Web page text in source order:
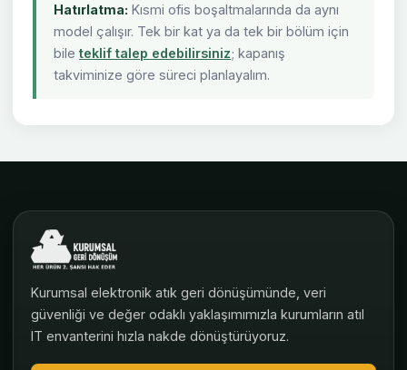
Hatırlatma: Kısmi ofis boşaltmalarında da aynı
model çalışır. Tek bir kat ya da tek bir bölüm için
bileteklif talep edebilirsiniz; kapanış
takviminize göre süreci planlayalım.
Kurumsal elektronik atık geri dönüşümünde, veri
güvenliği ve değer odaklı yaklaşımımızla kurumların atıl
IT envanterini hızla nakde dönüştürüyoruz.